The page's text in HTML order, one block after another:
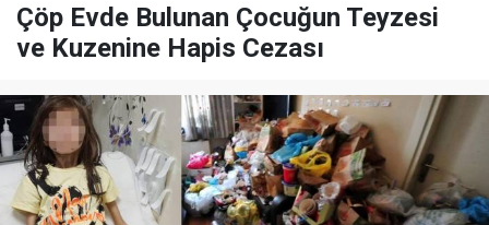
Çöp Evde Bulunan Çocuğun Teyzesi
ve Kuzenine Hapis Cezası